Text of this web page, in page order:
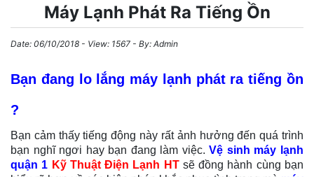
Máy Lạnh Phát Ra Tiếng Ồn
Date: 06/10/2018 - View: 1567 - By: Admin
Bạn đang lo lắng máy lạnh phát ra tiếng ồn
?
Bạn cảm thấy tiếng động này rất ảnh hưởng đến quá trình
bạn nghĩ ngơi hay bạn đang làm việc.Vệ sinh máy lạnh
quận 1 Kỹ Thuật Điện Lạnh HTsẽ đồng hành cùng bạn